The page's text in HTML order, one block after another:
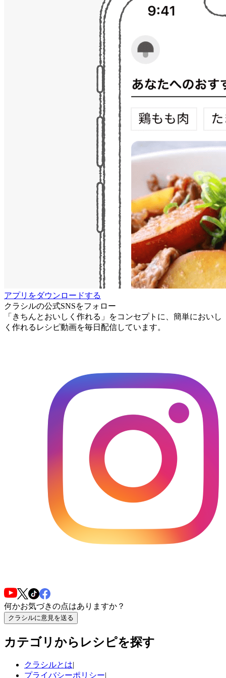
アプリをダウンロードする
クラシルの公式SNSをフォロー
「きちんとおいしく作れる」をコンセプトに、簡単においし
く作れるレシピ動画を毎日配信しています。
何かお気づきの点はありますか？
クラシルに意見を送る
カテゴリからレシピを探す
クラシルとは|
プライバシーポリシー|